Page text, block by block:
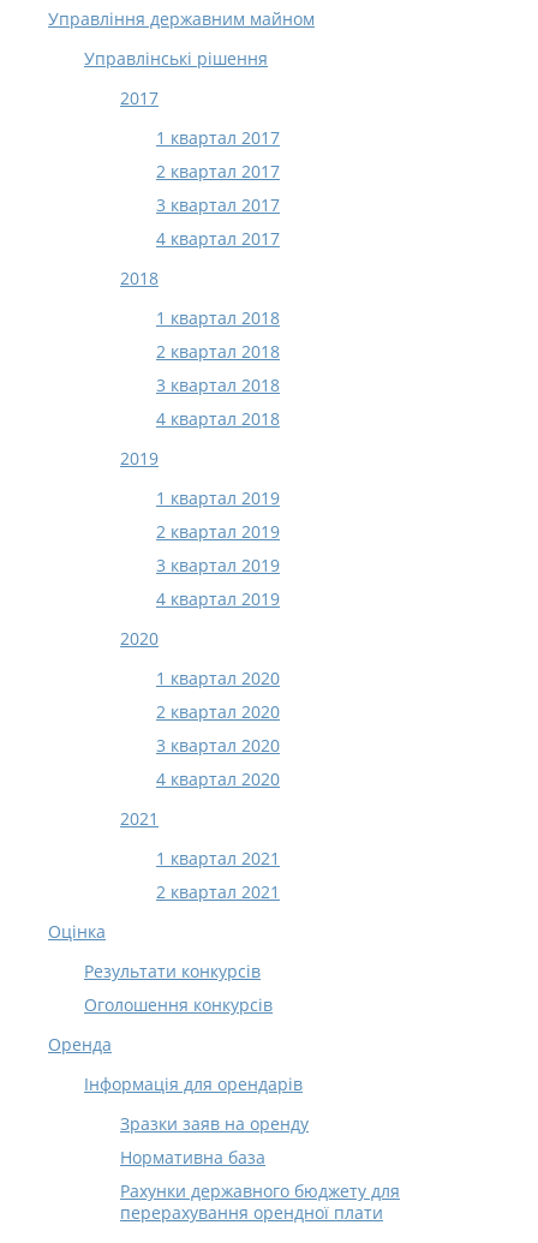
Управління державним майном
Управлінські рішення
2017
1 квартал 2017
2 квартал 2017
3 квартал 2017
4 квартал 2017
2018
1 квартал 2018
2 квартал 2018
3 квартал 2018
4 квартал 2018
2019
1 квартал 2019
2 квартал 2019
3 квартал 2019
4 квартал 2019
2020
1 квартал 2020
2 квартал 2020
3 квартал 2020
4 квартал 2020
2021
1 квартал 2021
2 квартал 2021
Оцінка
Результати конкурсів
Оголошення конкурсів
Оренда
Інформація для орендарів
Зразки заяв на оренду
Нормативна база
Рахунки державного бюджету для
перерахування орендної плати